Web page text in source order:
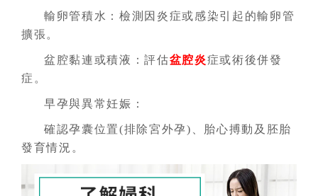
輸卵管積水：檢測因炎症或感染引起的輸卵管
擴張。
盆腔黏連或積液：評估盆腔炎症或術後併發
症。
早孕與異常妊娠：
確認孕囊位置(排除宮外孕)、胎心搏動及胚胎
發育情況。